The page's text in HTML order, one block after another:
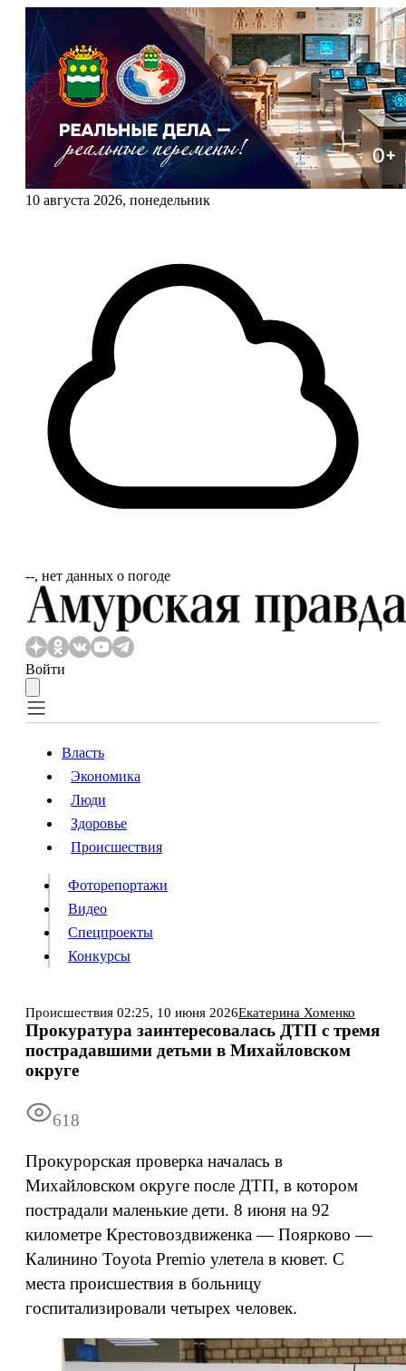
10 августа 2026, понедельник
‐‐, нет данных о погоде
Войти
Власть
Происшествия
Видео
Конкурсы
Информация Подписка Реклама
Власть
Экономика
Люди
Здоровье
Происшествия
Фоторепортажи
Видео
Спецпроекты
Конкурсы
Происшествия 02:25, 10 июня 2026Екатерина Хоменко
Прокуратура заинтересовалась ДТП с тремя
пострадавшими детьми в Михайловском
округе
618
Прокурорская проверка началась в
Михайловском округе после ДТП, в котором
пострадали маленькие дети. 8 июня на 92
километре Крестовоздвиженка — Поярково —
Калинино Toyota Premio улетела в кювет. С
места происшествия в больницу
госпитализировали четырех человек.